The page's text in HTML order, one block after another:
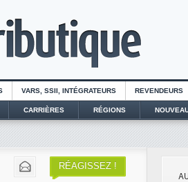
VARS, SSII, INTÉGRATEURS REVENDEURS
CARRIÈRES RÉGIONS
RÉAGISSEZ !